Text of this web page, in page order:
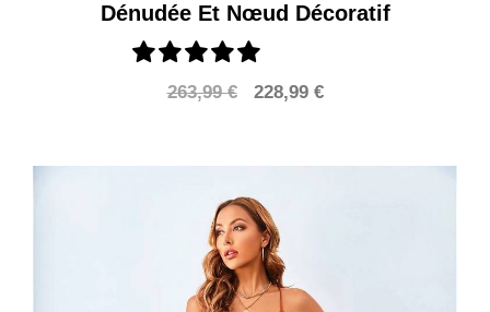
Dénudée Et Nœud Décoratif
263,99€
Le
était :
263,99 €.
228,99 €Le
est :